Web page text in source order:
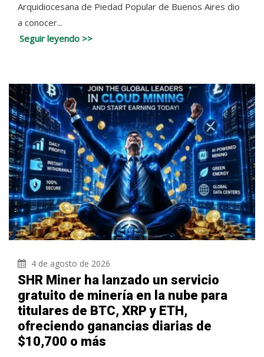
Arquidiocesana de Piedad Popular de Buenos Aires dio
a conocer...
Seguir leyendo >>
4 de agosto de 2026
SHR Miner ha lanzado un servicio
gratuito de minería en la nube para
titulares de BTC, XRP y ETH,
ofreciendo ganancias diarias de
$10,700 o más